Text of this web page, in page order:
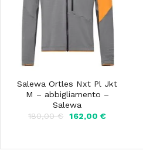
Salewa Ortles Nxt Pl Jkt
M – abbigliamento –
Salewa
180,00€
Il
180,00 €.
162,00 €Il
162,00 €.